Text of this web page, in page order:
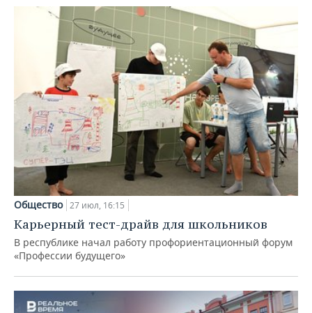
Общество 27 июл, 16:15
Карьерный тест-драйв для школьников
В республике начал работу профориентационный форум
«Профессии будущего»